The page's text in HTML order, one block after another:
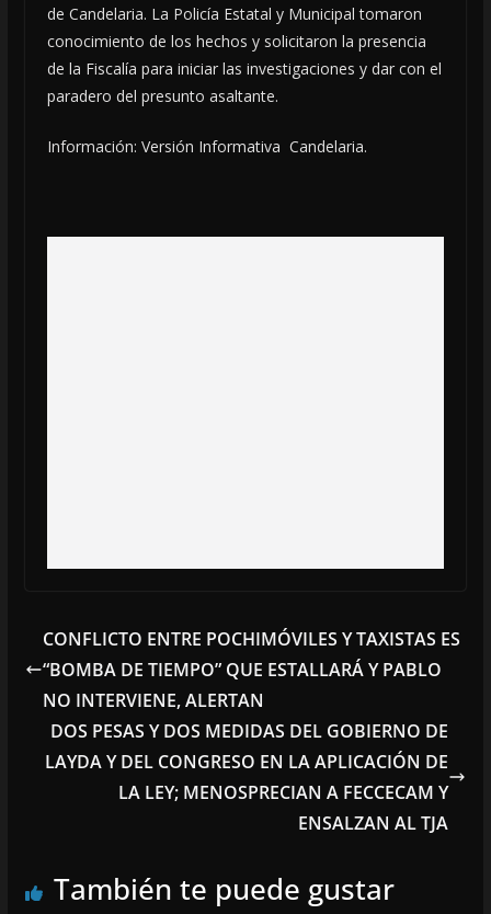
de Candelaria. La Policía Estatal y Municipal tomaron
conocimiento de los hechos y solicitaron la presencia
de la Fiscalía para iniciar las investigaciones y dar con el
paradero del presunto asaltante.
Información: Versión Informativa Candelaria.
CONFLICTO ENTRE POCHIMÓVILES Y TAXISTAS ES
“BOMBA DE TIEMPO” QUE ESTALLARÁ Y PABLO
NO INTERVIENE, ALERTAN
DOS PESAS Y DOS MEDIDAS DEL GOBIERNO DE
LAYDA Y DEL CONGRESO EN LA APLICACIÓN DE
LA LEY; MENOSPRECIAN A FECCECAM Y
ENSALZAN AL TJA
También te puede gustar